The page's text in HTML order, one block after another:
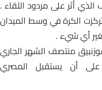
الذي أثر على مردود اللقاء .
الكرة في وسط الميدان
أي شيء .
منتصف الشهر الجاري
أن يستقبل المصري